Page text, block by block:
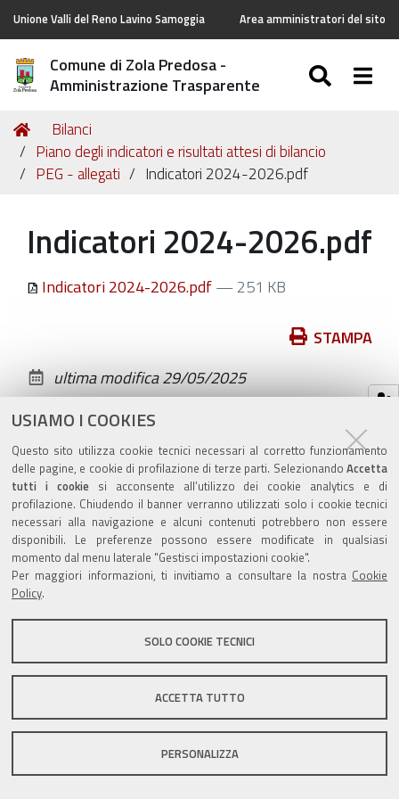
USIAMO I COOKIES
Questo sito utilizza cookie tecnici necessari al corretto funzionamento
delle pagine, e cookie di profilazione di terze parti. Selezionando Accetta
tutti i cookiesi acconsente all’utilizzo dei cookie analytics e di
profilazione. Chiudendo il banner verranno utilizzati solo i cookie tecnici
necessari alla navigazione e alcuni contenuti potrebbero non essere
disponibili. Le preferenze possono essere modificate in qualsiasi
momento dal menu laterale "Gestisci impostazioni cookie".
Per maggiori informazioni, ti invitiamo a consultare la nostra Cookie
Policy.
SOLO COOKIE TECNICI
ACCETTA TUTTO
PERSONALIZZA
Unione Valli del Reno Lavino Samoggia Area amministratori del sito
Comune di Zola Predosa -
Amministrazione Trasparente
Tu
sei
qui:
Home
Bilanci
Piano degli indicatori e risultati attesi di bilancio
PEG - allegati
Indicatori 2024-2026.pdf
Indicatori 2024-2026.pdf
Indicatori 2024-2026.pdf— 251 KB
documento
STAMPA
ultima modifica29/05/2025
Valuta questo sito
Sito istituzionale Comune di Zola Predosa
DPO|Accessibilità